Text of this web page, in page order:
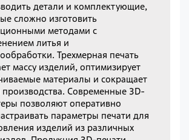
детали и комплектующие,
сложно изготовить
методами с
литья и
Трехмерная печать
массу изделий, оптимизирует
материалы и сокращает
производства. Современные 3D-
позволяют оперативно
параметры печати для
изделий из различных